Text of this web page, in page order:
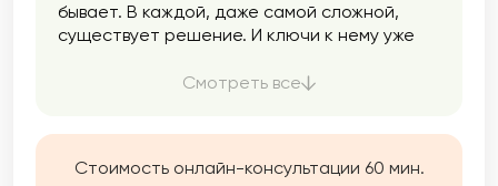
бывает. В каждой, даже самой сложной,
существует решение. И ключи к нему уже
разобраться в этом в одиночку, и тогда
пониманием отношусь к каждому клиенту.
Смотреть все
Стоимость онлайн-консультации 60 мин.